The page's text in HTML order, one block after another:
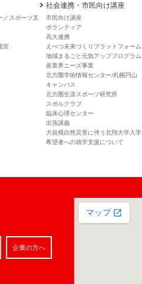
／スポーツ支
室
社会連携・市民向け講座
市民向け講座
ボランティア
高大連携
えべつ未来づくりプラットフォーム
地域まるごと元気アッププログラム
産業界ニーズ事業
北方圏学術情報センター/札幌円山
キャンパス
北方圏生涯スポーツ研究所
スポルクラブ
臨床心理センター
出張講義
大規模自然災害に伴う北翔大学入学
希望者への就学支援について
企業の方へ